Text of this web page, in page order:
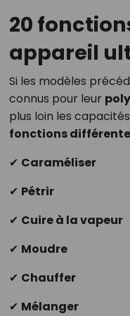
20
appareil
Si les modèles
connus pour leur
plus loin les
fonctions
✔ Caraméliser
✔ Pétrir
✔ Cuire à la vapeur
✔ Moudre
✔ Chauffer
✔ Mélanger